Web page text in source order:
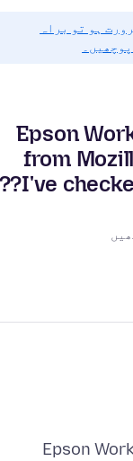
ہو تو براہ
Epson
from
I've
Epson